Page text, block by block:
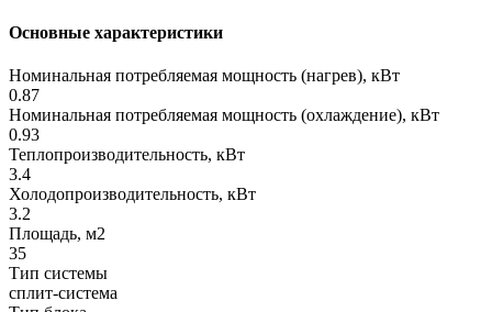
Основные характеристики
Номинальная потребляемая мощность (нагрев), кВт
0.87
Номинальная потребляемая мощность (охлаждение), кВт
0.93
Теплопроизводительность, кВт
3.4
Холодопроизводительность, кВт
3.2
Площадь, м2
35
Тип системы
сплит-система